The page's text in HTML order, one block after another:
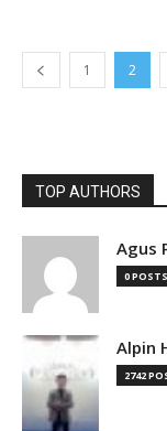
1 2
TOP AUTHORS
Agus
0 POSTS
Alpin
2742